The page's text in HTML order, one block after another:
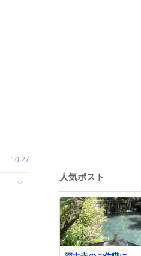
10:27
人気ポスト